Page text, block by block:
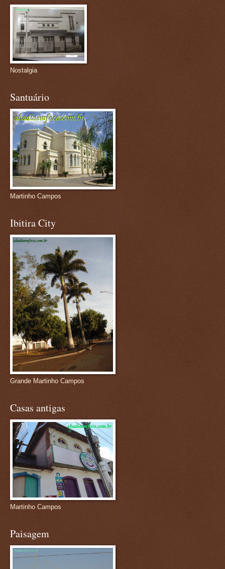
Nostalgia
Santuário
Martinho Campos
Ibitira City
Grande Martinho Campos
Casas antigas
Martinho Campos
Paisagem